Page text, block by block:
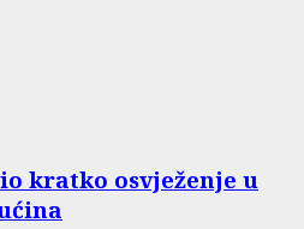
kratko osvježenje u